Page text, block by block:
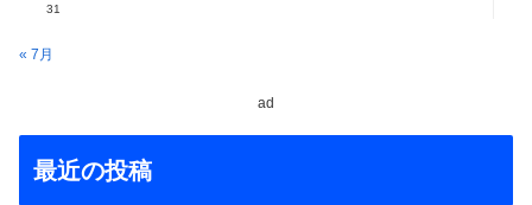
31
« 7月
ad
最近の投稿